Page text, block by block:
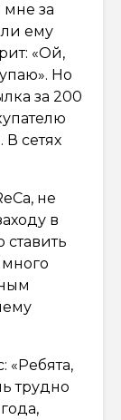
мне за
ли ему
«Ой,
Но
за 200
В сетях
не
в
«Ребята,
трудно